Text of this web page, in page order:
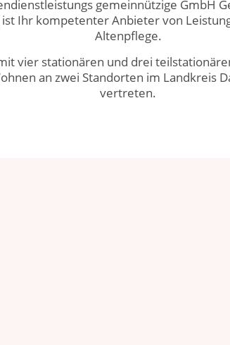
gemeinnützige GmbH
ist Ihr kompetenter Anbieter von
Altenpflege.
vier stationären und drei
an zwei Standorten im Landkreis
vertreten.